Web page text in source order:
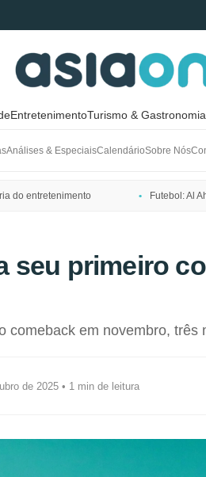
EntretenimentoTurismo & Gastronomia
Análises & EspeciaisCalendárioSobre Nós
do entretenimento Futebol: Al
seu primeiro
comeback em novembro, três
de 2025 • 1 min de leitura